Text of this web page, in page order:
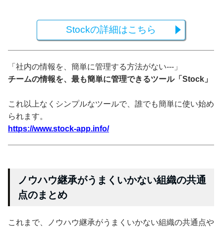
Stockの詳細はこちら
「社内の情報を、簡単に管理する方法がない---」
チームの情報を、最も簡単に管理できるツール「Stock」
これ以上なくシンプルなツールで、誰でも簡単に使い始め
られます。
https://www.stock-app.info/
ノウハウ継承がうまくいかない組織の共通
点のまとめ
これまで、ノウハウ継承がうまくいかない組織の共通点や